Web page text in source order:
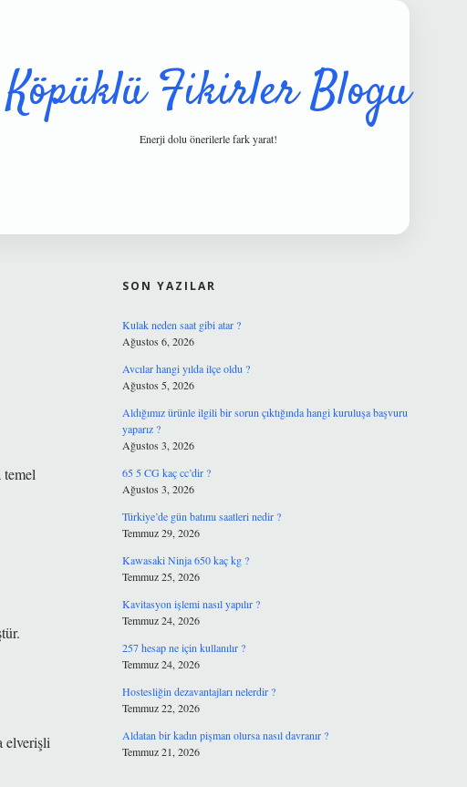
Köpüklü Fikirler Blogu
Enerji dolu önerilerle fark yarat!
elverişli
SON YAZILAR
Kulak neden saat gibi atar ?
Ağustos 6, 2026
Avcılar hangi yılda ilçe oldu ?
Ağustos 5, 2026
Aldığımız ürünle ilgili bir sorun çıktığında hangi kuruluşa başvuru
yaparız ?
Ağustos 3, 2026
65 5 CG kaç cc’dir ?
Ağustos 3, 2026
Türkiye’de gün batımı saatleri nedir ?
Temmuz 29, 2026
Kawasaki Ninja 650 kaç kg ?
Temmuz 25, 2026
Kavitasyon işlemi nasıl yapılır ?
Temmuz 24, 2026
257 hesap ne için kullanılır ?
Temmuz 24, 2026
Hostesliğin dezavantajları nelerdir ?
Temmuz 22, 2026
Aldatan bir kadın pişman olursa nasıl davranır ?
Temmuz 21, 2026